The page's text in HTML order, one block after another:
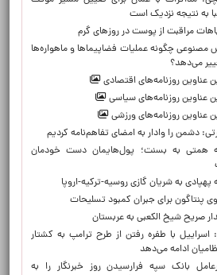
به نتیجه نزدیک است
مراقبت از پوست در روزهای گرم
چگونه عملیات فضاپیماها و ماهواره‌ها
می‌دهد؟
عناوین روزنامه‌های اقتصادی
عناوین روزنامه‌های سیاسی
عناوین روزنامه‌های ورزشی
دشمن را وادار به امضای تفاهم‌نامه کردیم
همتی به بسنت؛ پول‌هایمان دست خودمان
پهپادی به شریان گازی روسیه-ترکیه-اروپا
پنتاگون برای جبران کمبود تسلیحات
صریح شیخ الکعبی به عربستان
اسراییل با طفره رفتن از طرح ترامپ به کشتار
ادامه می‌دهد
بانک سپه فرارسیدن روز خبرنگار را به